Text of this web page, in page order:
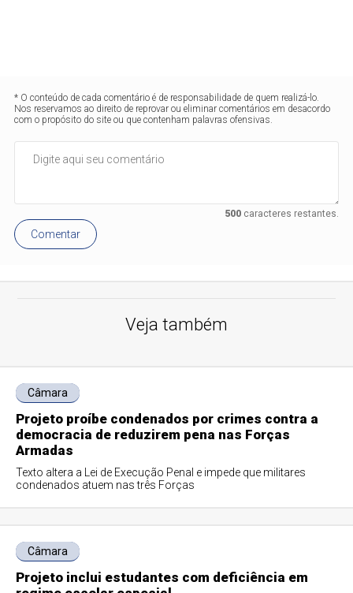
* O conteúdo de cada comentário é de responsabilidade de quem realizá-lo.
Nos reservamos ao direito de reprovar ou eliminar comentários em desacordo
com o propósito do site ou que contenham palavras ofensivas.
500caracteres restantes.
Comentar
Veja também
Câmara
Projeto proíbe condenados por crimes contra a
democracia de reduzirem pena nas Forças
Armadas
Texto altera a Lei de Execução Penal e impede que militares
condenados atuem nas três Forças
Câmara
Projeto inclui estudantes com deficiência em